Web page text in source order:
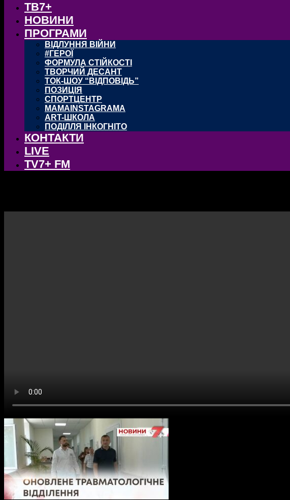
ТВ7+
НОВИНИ
ПРОГРАМИ
ВІДЛУННЯ ВІЙНИ
#ГЕРОЇ
ФОРМУЛА СТІЙКОСТІ
ТВОРЧИЙ ДЕСАНТ
ТОК-ШОУ “ВІДПОВІДЬ”
ПОЗИЦІЯ
СПОРТЦЕНТР
MAMAINSTAGRAMA
ART-ШКОЛА
ПОДІЛЛЯ ІНКОГНІТО
КОНТАКТИ
LIVE
TV7+ FM